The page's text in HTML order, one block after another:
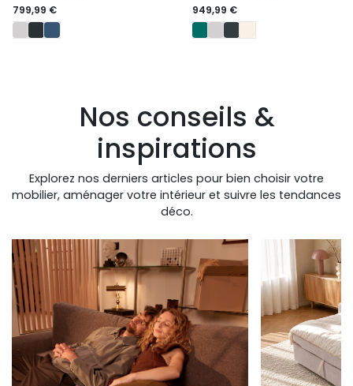
799,99 €
949,99 €
Nos conseils &
inspirations
Explorez nos derniers articles pour bien choisir votre
mobilier, aménager votre intérieur et suivre les tendances
déco.